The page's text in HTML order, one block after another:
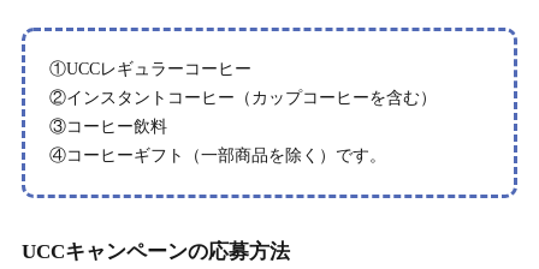
①UCCレギュラーコーヒー
②インスタントコーヒー（カップコーヒーを含む）
③コーヒー飲料
④コーヒーギフト（一部商品を除く）です。
UCCキャンペーンの応募方法